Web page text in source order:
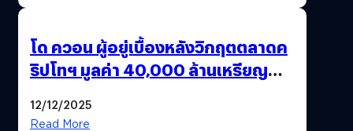
โด ควอน ผู้อยู่เบื้องหลังวิกฤตตลาดค
ริปโทฯ มูลค่า 40,000 ล้านเหรียญ
12/12/2025
Read More